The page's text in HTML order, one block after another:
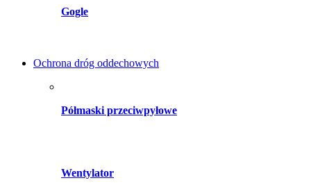
Gogle
Ochrona dróg oddechowych
Półmaski przeciwpyłowe
Wentylator